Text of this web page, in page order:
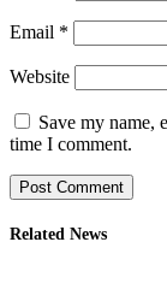
Email *
Website
Save my name,
time I comment.
Related News